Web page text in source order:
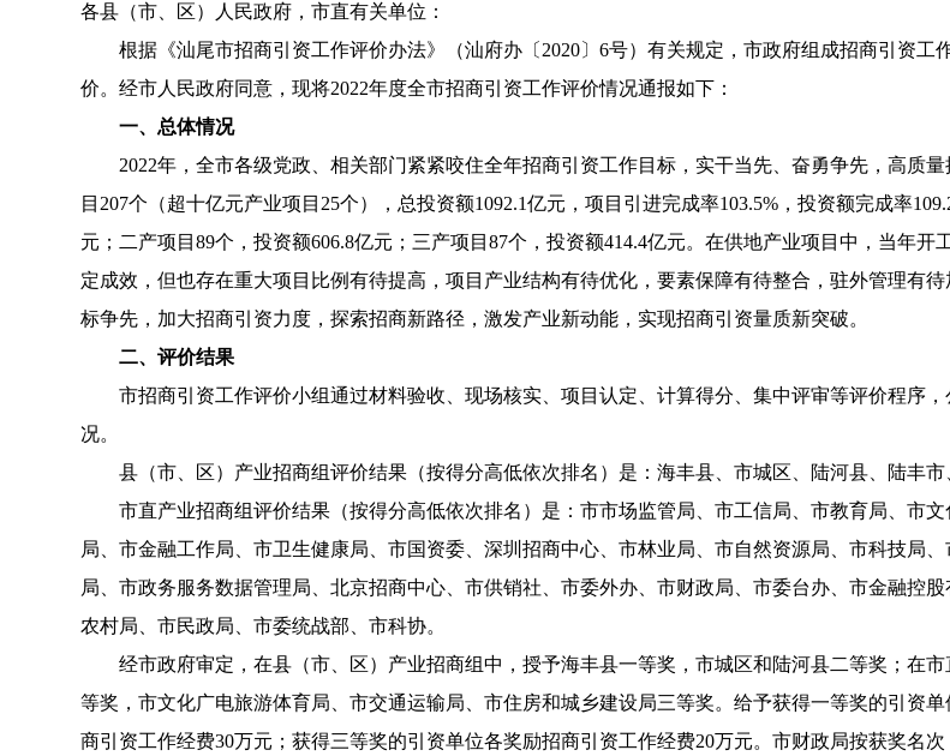
各县（市、区）人民政府，市直有关单位：
根据《汕尾市招商引资工作评价办法》（汕府办〔2020〕6号）有关规定，市政府组成招商引资工
价。经市人民政府同意，现将2022年度全市招商引资工作评价情况通报如下：
一、总体情况
2022年，全市各级党政、相关部门紧紧咬住全年招商引资工作目标，实干当先、奋勇争先，高质
目207个（超十亿元产业项目25个），总投资额1092.1亿元，项目引进完成率103.5%，投资额完成率
元；二产项目89个，投资额606.8亿元；三产项目87个，投资额414.4亿元。在供地产业项目中，当年
定成效，但也存在重大项目比例有待提高，项目产业结构有待优化，要素保障有待整合，驻外管理有
标争先，加大招商引资力度，探索招商新路径，激发产业新动能，实现招商引资量质新突破。
二、评价结果
市招商引资工作评价小组通过材料验收、现场核实、项目认定、计算得分、集中评审等评价程序，
况。
县（市、区）产业招商组评价结果（按得分高低依次排名）是：海丰县、市城区、陆河县、陆丰市
市直产业招商组评价结果（按得分高低依次排名）是：市市场监管局、市工信局、市教育局、市
局、市金融工作局、市卫生健康局、市国资委、深圳招商中心、市林业局、市自然资源局、市科技局
局、市政务服务数据管理局、北京招商中心、市供销社、市委外办、市财政局、市委台办、市金融控
农村局、市民政局、市委统战部、市科协。
经市政府审定，在县（市、区）产业招商组中，授予海丰县一等奖，市城区和陆河县二等奖；在市
等奖，市文化广电旅游体育局、市交通运输局、市住房和城乡建设局三等奖。给予获得一等奖的引资
商引资工作经费30万元；获得三等奖的引资单位各奖励招商引资工作经费20万元。市财政局按获奖名